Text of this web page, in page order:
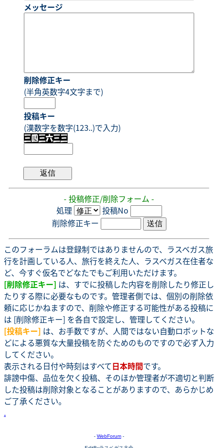
メッセージ
削除修正キー
(半角英数字4文字まで)
投稿キー
(漢数字を数字(123..)で入力)
- 投稿修正/削除フォーム -
処理
投稿No
削除修正キー
このフォーラムは登録制ではありませんので、ラスベガス旅
行を計画している人、旅行を終えた人、ラスベガス在住者な
ど、今すぐ仮名でどなたでもご利用いただけます。
[削除修正キー] は、すでに投稿した内容を削除したり修正し
たりする際に必要なものです。管理者側では、個別の削除依
頼に応じかねますので、削除や修正する可能性がある投稿に
は [削除修正キー] を各自で設定し、管理してください。
[投稿キー] は、お手数ですが、人間ではない自動ロボットな
どによる悪質な大量投稿を防ぐためのものですので必ず入力
してください。
表示される日付や時刻はすべて日本時間です。
誹謗中傷、品位を欠く投稿、そのほか管理者が不適切と判断
した投稿は削除対象となることがありますので、あらかじめ
ご了承ください。
.
- WebForum -